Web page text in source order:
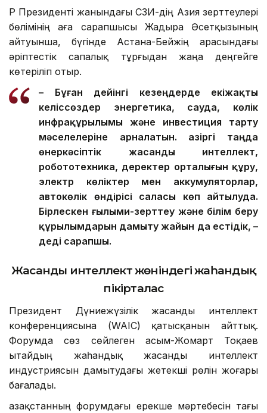
Қасым-Жомарт Тоқаев.
ҚР Президенті жанындағы ҚСЗИ-дің Азия зерттеулері
бөлімінің аға сарапшысы Жадыра Әсетқызының
айтуынша, бүгінде Астана-Бейжің арасындағы
әріптестік сапалық тұрғыдан жаңа деңгейге
көтеріліп отыр.
– Бұған дейінгі кезеңдерде екіжақты
келіссөздер энергетика, сауда, көлік
инфрақұрылымы және инвестиция тарту
мәселелеріне арналатын. Қазіргі таңда
өнеркәсіптік жасанды интеллект,
робототехника, деректер орталығын құру,
электр көліктер мен аккумуляторлар,
автокөлік өндірісі саласы көп айтылуда.
Бірлескен ғылыми-зерттеу және білім беру
құрылымдарын дамыту жайын да естідік, –
Жасанды интеллект жөніндегі жаһандық
пікірталас
Президент Дүниежүзілік жасанды интеллект
конференциясына (WAIC) қатысқанын айттық.
Форумда сөз сөйлеген Қасым-Жомарт Тоқаев
Қытайдың жаһандық жасанды интеллект
индустриясын дамытудағы жетекші рөлін жоғары